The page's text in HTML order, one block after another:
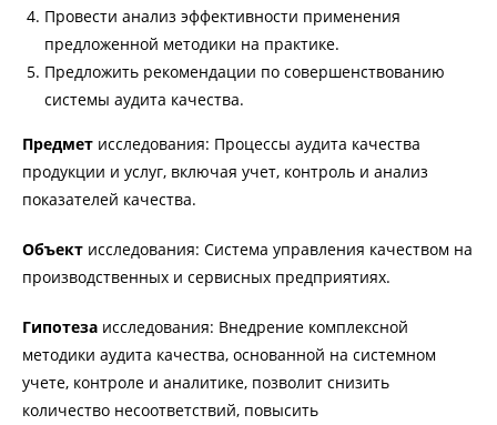
Провести анализ эффективности применения
предложенной методики на практике.
Предложить рекомендации по совершенствованию
системы аудита качества.
Предмет исследования: Процессы аудита качества
продукции и услуг, включая учет, контроль и анализ
показателей качества.
Объект исследования: Система управления качеством на
производственных и сервисных предприятиях.
Гипотеза исследования: Внедрение комплексной
методики аудита качества, основанной на системном
учете, контроле и аналитике, позволит снизить
количество несоответствий, повысить